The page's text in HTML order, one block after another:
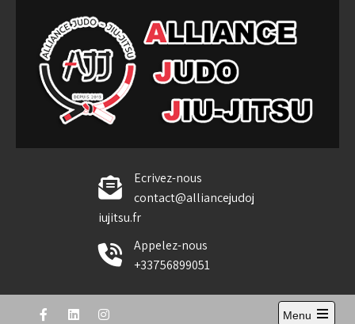
content
Alliance Judo Jiu-jitsu
Ecrivez-nous
contact@alliancejudoj
iujitsu.fr
Appelez-nous
+33756899051
Menu